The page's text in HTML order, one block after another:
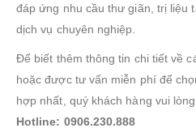
đáp ứng nhu cầu thư giãn, trị liệu
dịch vụ chuyên nghiệp.
Để biết thêm thông tin chi tiết về
hoặc được tư vấn miễn phí để
hợp nhất, quý khách hàng vui
Hotline: 0906.230.888